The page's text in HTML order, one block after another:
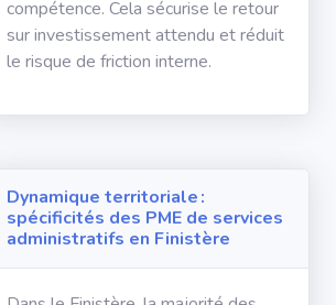
compétence. Cela sécurise le retour
sur investissement attendu et réduit
le risque de friction interne.
Dynamique territoriale :
spécificités des PME de services
administratifs en Finistère